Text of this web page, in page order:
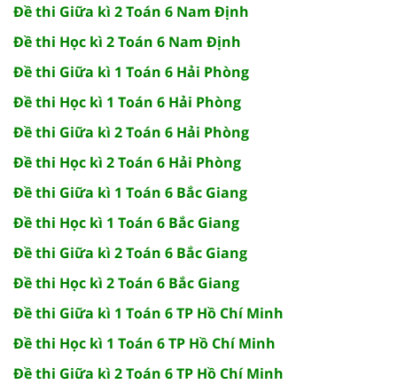
Đề thi Giữa kì 2 Toán 6 Nam Định
Đề thi Học kì 2 Toán 6 Nam Định
Đề thi Giữa kì 1 Toán 6 Hải Phòng
Đề thi Học kì 1 Toán 6 Hải Phòng
Đề thi Giữa kì 2 Toán 6 Hải Phòng
Đề thi Học kì 2 Toán 6 Hải Phòng
Đề thi Giữa kì 1 Toán 6 Bắc Giang
Đề thi Học kì 1 Toán 6 Bắc Giang
Đề thi Giữa kì 2 Toán 6 Bắc Giang
Đề thi Học kì 2 Toán 6 Bắc Giang
Đề thi Giữa kì 1 Toán 6 TP Hồ Chí Minh
Đề thi Học kì 1 Toán 6 TP Hồ Chí Minh
Đề thi Giữa kì 2 Toán 6 TP Hồ Chí Minh